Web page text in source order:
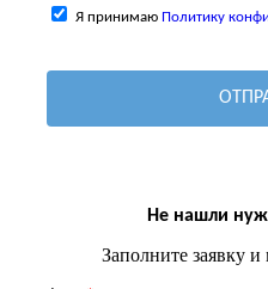
Я принимаю Политику
Не нашли
Заполните заявку